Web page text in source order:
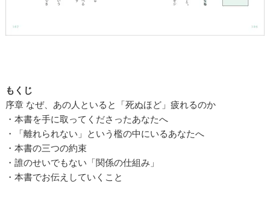
もくじ
序章 なぜ、あの人といると「死ぬほど」疲れるのか
・本書を手に取ってくださったあなたへ
・「離れられない」という檻の中にいるあなたへ
・本書の三つの約束
・誰のせいでもない「関係の仕組み」
・本書でお伝えしていくこと